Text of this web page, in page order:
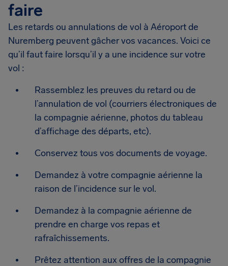
faire
Les retards ou annulations de vol à Aéroport de
Nuremberg peuvent gâcher vos vacances. Voici ce
qu’il faut faire lorsqu’il y a une incidence sur votre
vol :
Rassemblez les preuves du retard ou de
l’annulation de vol (courriers électroniques de
la compagnie aérienne, photos du tableau
d’affichage des départs, etc).
Conservez tous vos documents de voyage.
Demandez à votre compagnie aérienne la
raison de l’incidence sur le vol.
Demandez à la compagnie aérienne de
prendre en charge vos repas et
rafraîchissements.
Prêtez attention aux offres de la compagnie